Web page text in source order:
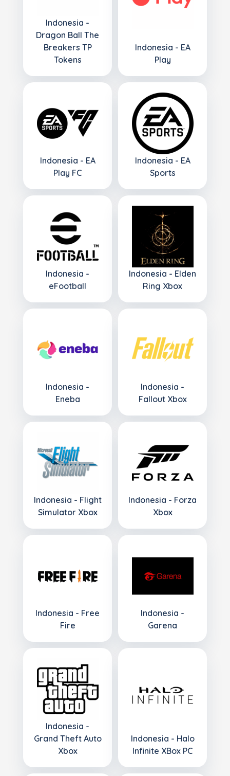
Indonesia -
Dragon Ball The
Breakers TP
Tokens
Indonesia - EA
Play
Indonesia - EA
Play FC
Indonesia - EA
Sports
Indonesia -
eFootball
Indonesia - Elden
Ring Xbox
Indonesia -
Eneba
Indonesia -
Fallout Xbox
Indonesia - Flight
Simulator Xbox
Indonesia - Forza
Xbox
Indonesia - Free
Fire
Indonesia -
Garena
Indonesia -
Grand Theft Auto
Xbox
Indonesia - Halo
Infinite XBox PC